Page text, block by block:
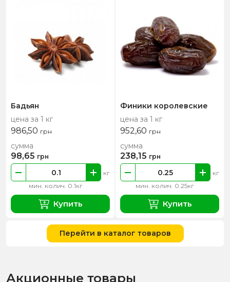
Бадьян
цена за 1 кг
986,50 грн
мин. колич. 0.1кг
кг
сумма
98,65 грн
Купить
Финики королевские
цена за 1 кг
952,60 грн
мин. колич. 0.25кг
кг
сумма
238,15 грн
Купить
Перейти в каталог товаров
Акционные товары